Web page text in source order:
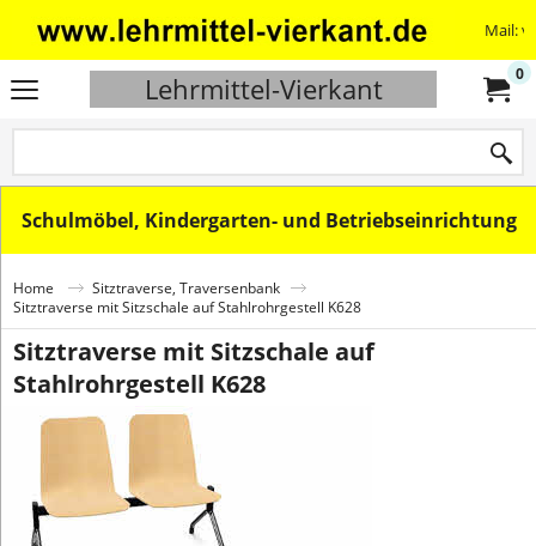
Mail:
Lehrmittel-Vierkant 0
Schulmöbel, Kindergarten- und Betriebseinrichtung
Home
Sitztraverse, Traversenbank
Sitztraverse mit Sitzschale auf Stahlrohrgestell K628
Sitztraverse mit Sitzschale auf
Stahlrohrgestell K628